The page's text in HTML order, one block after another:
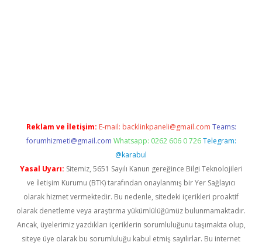
Reklam ve İletişim: E-mail: backlinkpaneli@gmail.com Teams:
forumhizmeti@gmail.com Whatsapp: 0262 606 0 726 Telegram:
@karabul
Yasal Uyarı: Sitemiz, 5651 Sayılı Kanun gereğince Bilgi Teknolojileri
ve İletişim Kurumu (BTK) tarafından onaylanmış bir Yer Sağlayıcı
olarak hizmet vermektedir. Bu nedenle, sitedeki içerikleri proaktif
olarak denetleme veya araştırma yükümlülüğümüz bulunmamaktadır.
Ancak, üyelerimiz yazdıkları içeriklerin sorumluluğunu taşımakta olup,
siteye üye olarak bu sorumluluğu kabul etmiş sayılırlar. Bu internet